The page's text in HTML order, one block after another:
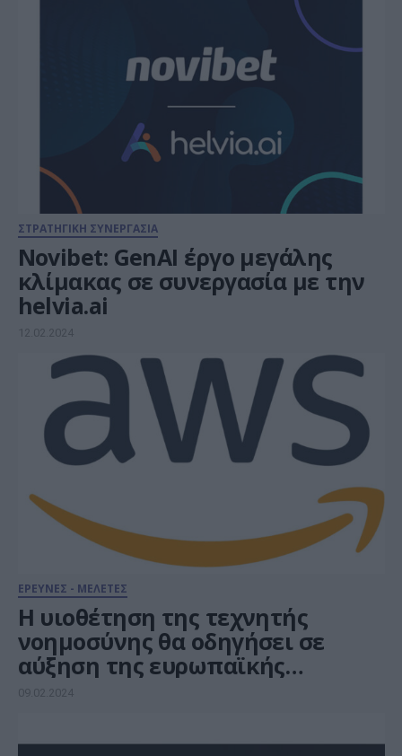
ΣΤΡΑΤΗΓΙΚΗ ΣΥΝΕΡΓΑΣΙΑ
Novibet: GenAI έργο μεγάλης
κλίμακας σε συνεργασία με την
helvia.ai
12.02.2024
ΕΡΕΥΝΕΣ - ΜΕΛΕΤΕΣ
Η υιοθέτηση της τεχνητής
νοημοσύνης θα οδηγήσει σε
αύξηση της ευρωπαϊκής
οικονομίας κατά 600 δισ. ευρώ
09.02.2024